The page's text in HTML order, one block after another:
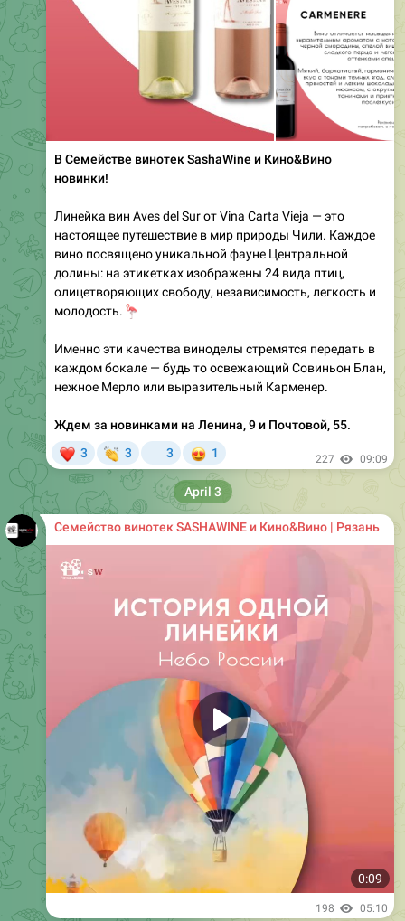
В Семействе винотек SashaWine и Кино&Вино
новинки!
Линейка вин Aves del Sur от Vina Carta Vieja — это
настоящее путешествие в мир природы Чили. Каждое
вино посвящено уникальной фауне Центральной
долины: на этикетках изображены 24 вида птиц,
олицетворяющих свободу, независимость, легкость и
молодость.
Именно эти качества виноделы стремятся передать в
каждом бокале — будь то освежающий Совиньон Блан,
нежное Мерло или выразительный Карменер.
Ждем за новинками на Ленина, 9 и Почтовой, 55.
3 3 3
😍
1 227 09:09
Семейство винотек SASHAWINE и Кино&Вино | Рязань
0:09
198 05:10
April 3